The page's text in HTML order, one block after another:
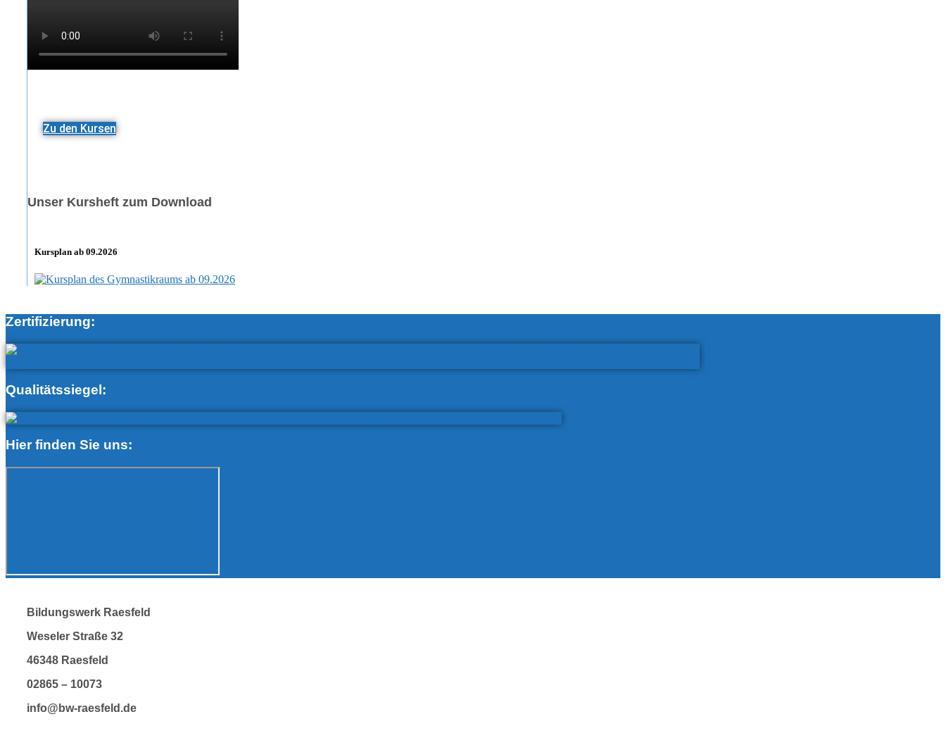
Zu den Kursen
Unser Kursheft zum Download
Kursplan ab 09.2026
Zertifizierung:
Qualitätssiegel:
Hier finden Sie uns:
Bildungswerk Raesfeld
Weseler Straße 32
46348 Raesfeld
02865 – 10073
info@bw-raesfeld.de